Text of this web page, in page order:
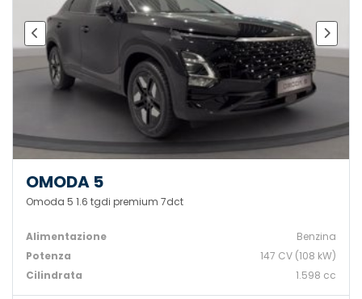
OMODA 5
Omoda 5 1.6 tgdi premium 7dct
Alimentazione
Benzina
Potenza
147 CV (108 kW)
Cilindrata
1.598 cc